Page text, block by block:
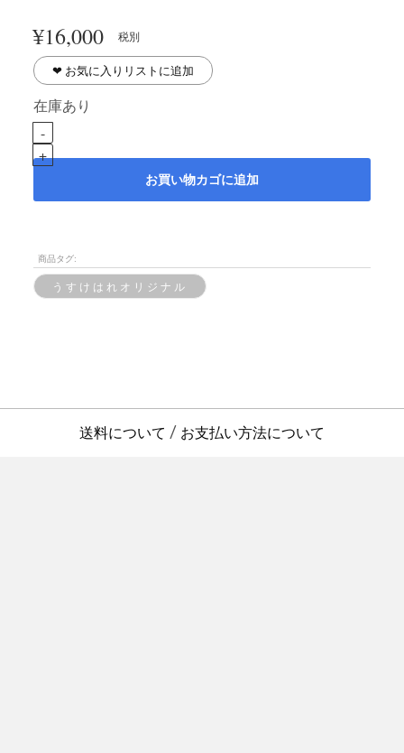
¥16,000 税別
❤︎ お気に入りリストに追加
在庫あり
お買い物カゴに追加
商品タグ:
うすけはれオリジナル
送料について / お支払い方法について